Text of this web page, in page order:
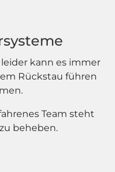
kann es immer
Rückstau führen
Team steht
beheben.